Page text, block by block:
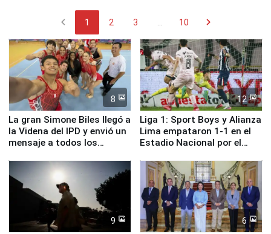
chevron_left 1 2 3 10 chevron_right
8
La gran Simone Biles llegó a
la Videna del IPD y envió un
mensaje a todos los
12
Liga 1: Sport Boys y Alianza
Lima empataron 1-1 en el
Estadio Nacional por el
9 6